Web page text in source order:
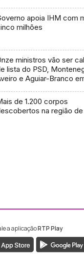
apoia IHM com
milhões
ministros vão ser
lista do PSD,
e Aguiar-Branco
de 1.200 corpos
na região
Madeira
Madeira
a aplicaçãoRTP Play